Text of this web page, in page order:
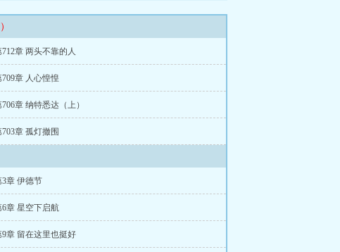
712章 两头不靠的人
709章 人心惶惶
706章 纳特悉达（上）
703章 孤灯撤围
3章 伊德节
6章 星空下启航
9章 留在这里也挺好